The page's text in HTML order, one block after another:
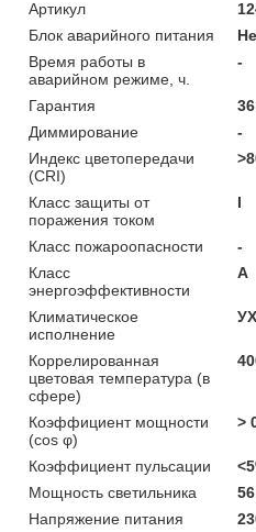
Артикул
Блок аварийного питания
Время работы в
аварийном режиме, ч.
-
Гарантия
Диммирование
-
Индекс цветопередачи
(CRI)
Класс защиты от
поражения током
I
Класс пожароопасности
-
Класс
энергоэффективности
A
Климатическое
исполнение
Коррелированная
цветовая температура (в
сфере)
Коэффициент мощности
(cos φ)
>
Коэффициент пульсации
Мощность светильника
Напряжение питания